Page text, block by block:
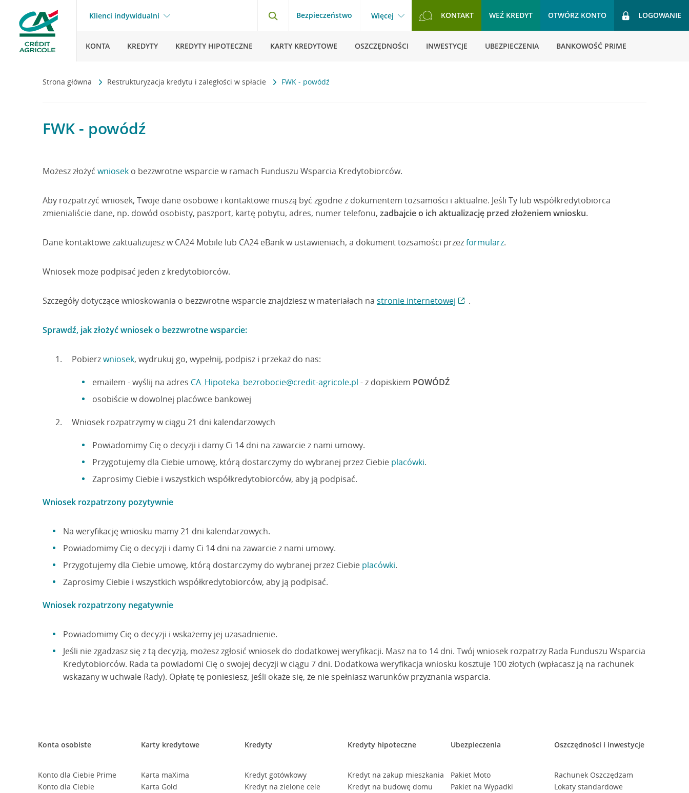
Klienci indywidualni Bezpieczeństwo Więcej KONTAKT WEŹ KREDYT OTWÓRZ KONTO LOGOWANIE
KONTA KREDYTY KREDYTY HIPOTECZNE KARTY KREDYTOWE OSZCZĘDNOŚCI INWESTYCJE UBEZPIECZENIA BANKOWOŚĆ PRIME
Strona główna Restrukturyzacja kredytu i zaległości w spłacie FWK - powódź
FWK - powódź
Możesz złożyć wniosek o bezzwrotne wsparcie w ramach Funduszu Wsparcia Kredytobiorców.
Aby rozpatrzyć wniosek, Twoje dane osobowe i kontaktowe muszą być zgodne z dokumentem tożsamości i aktualne. Jeśli Ty lub współkredytobiorca
zmienialiście dane, np. dowód osobisty, paszport, kartę pobytu, adres, numer telefonu, zadbajcie o ich aktualizację przed złożeniem wniosku.
Dane kontaktowe zaktualizujesz w CA24 Mobile lub CA24 eBank w ustawieniach, a dokument tożsamości przezformularz.
Wniosek może podpisać jeden z kredytobiorców.
Szczegóły dotyczące wnioskowania o bezzwrotne wsparcie znajdziesz w materiałach na stronie internetowej .
Sprawdź, jak złożyć wniosek o bezzwrotne wsparcie:
Pobierzwniosek, wydrukuj go, wypełnij, podpisz i przekaż do nas:
emailem - wyślij na adres CA_Hipoteka_bezrobocie@credit-agricole.pl - z dopiskiem POWÓDŹ
osobiście w dowolnej placówce bankowej
Wniosek rozpatrzymy w ciągu 21 dni kalendarzowych
Powiadomimy Cię o decyzji i damy Ci 14 dni na zawarcie z nami umowy.
Przygotujemy dla Ciebie umowę, którą dostarczymy do wybranej przez Ciebie placówki.
Zaprosimy Ciebie i wszystkich współkredytobiorców, aby ją podpisać.
Wniosek rozpatrzony pozytywnie
Na weryfikację wniosku mamy 21 dni kalendarzowych.
Powiadomimy Cię o decyzji i damy Ci 14 dni na zawarcie z nami umowy.
Przygotujemy dla Ciebie umowę, którą dostarczymy do wybranej przez Ciebie placówki.
Zaprosimy Ciebie i wszystkich współkredytobiorców, aby ją podpisać.
Wniosek rozpatrzony negatywnie
Powiadomimy Cię o decyzji i wskażemy jej uzasadnienie.
Jeśli nie zgadzasz się z tą decyzją, możesz zgłosić wniosek do dodatkowej weryfikacji. Masz na to 14 dni. Twój wniosek rozpatrzy Rada Funduszu Wsparcia
Kredytobiorców. Rada ta powiadomi Cię o swojej decyzji w ciągu 7 dni. Dodatkowa weryfikacja wniosku kosztuje 100 złotych (wpłacasz ją na rachunek
wskazany w uchwale Rady). Opłatę tę poniesiesz, jeśli okaże się, że nie spełniasz warunków przyznania wsparcia.
Konta osobiste
Konto dla Ciebie Prime
Konto dla Ciebie
Karty kredytowe
Karta maXima
Karta Gold
Kredyty
Kredyt gotówkowy
Kredyt na zielone cele
Kredyty hipoteczne
Kredyt na zakup mieszkania
Kredyt na budowę domu
Ubezpieczenia
Pakiet Moto
Pakiet na Wypadki
Oszczędności i inwestycje
Rachunek Oszczędzam
Lokaty standardowe